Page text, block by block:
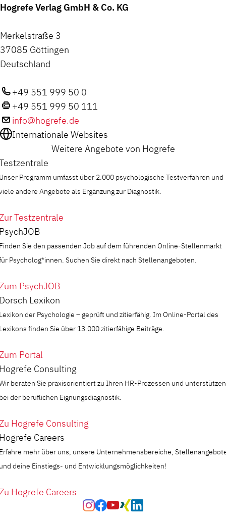
Hogrefe Verlag GmbH & Co. KG
Merkelstraße 3
37085 Göttingen
Deutschland
+49 551 999 50 0
+49 551 999 50 111
info@hogrefe.de
Internationale Websites
Weitere Angebote von Hogrefe
Programm umfasst über 2.000 psychologische Testverfahren und
andere Angebote als Ergänzung zur Diagnostik.
Testzentrale
Sie den passenden Job auf dem führenden Online-Stellenmarkt
Psycholog*innen. Suchen Sie direkt nach Stellenangeboten.
PsychJOB
Lexikon
der Psychologie – geprüft und zitierfähig. Im Online-Portal des
finden Sie über 13.000 zitierfähige Beiträge.
Portal
Consulting
beraten Sie praxisorientiert zu Ihren HR-Prozessen und unterstützen
der beruflichen Eignungsdiagnostik.
Hogrefe Consulting
Careers
mehr über uns, unsere Unternehmensbereiche,
deine Einstiegs- und Entwicklungsmöglichkeiten!
Hogrefe Careers